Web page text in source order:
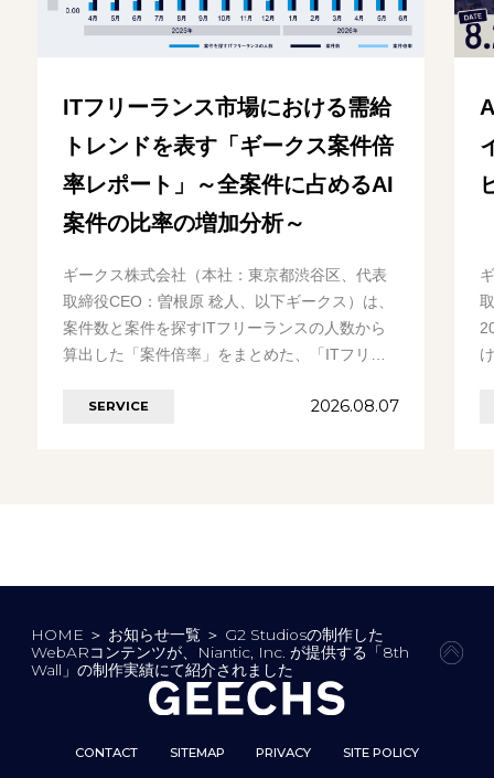
ITフリーランス市場における需給
トレンドを表す「ギークス案件倍
率レポート」～全案件に占めるAI
案件の比率の増加分析～
ギークス株式会社（本社：東京都渋谷区、代表
取締役CEO：曽根原 稔人、以下ギークス）は、
案件数と案件を探すITフリーランスの人数から
算出した「案件倍率」をまとめた、「ITフリー
今………の続きを見る
SERVICE 2026.08.07
HOME ＞ お知らせ一覧＞ G2 Studiosの制作した
WebARコンテンツが、Niantic, Inc. が提供する「8th
Wall」の制作実績にて紹介されました
CONTACT SITEMAP PRIVACY SITE POLICY